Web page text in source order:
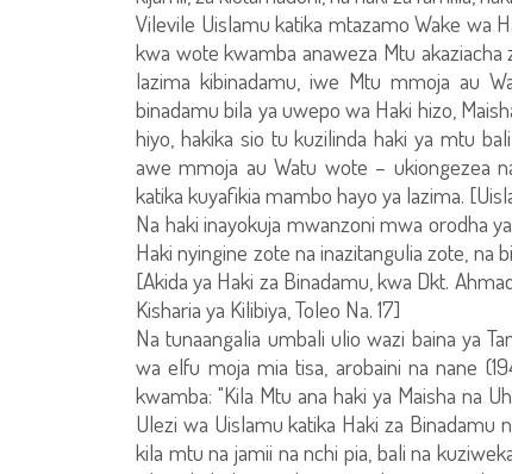
Vilevile Uislamu katika mtazamo Wake wa
kwa wote kwamba anaweza Mtu
lazima kibinadamu, iwe Mtu mmoja au
binadamu bila ya uwepo wa Haki hizo,
hiyo, hakika sio tu kuzilinda haki ya mtu
awe mmoja au Watu wote – ukiongezea
katika kuyafikia mambo hayo ya lazima.
Na haki inayokuja mwanzoni mwa orodha
Haki nyingine zote na inazitangulia zote, na
[Akida ya Haki za Binadamu, kwa Dkt.
Kisharia ya Kilibiya, Toleo Na. 17]
Na tunaangalia umbali ulio wazi baina ya
wa elfu moja mia tisa, arobaini na nane
kwamba: "Kila Mtu ana haki ya Maisha na
Ulezi wa Uislamu katika Haki za Binadamu
kila mtu na jamii na nchi pia, bali na